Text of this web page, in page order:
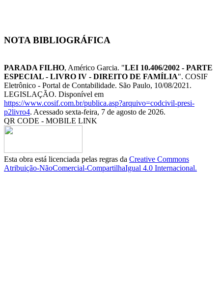
NOTA BIBLIOGRÁFICA
PARADA FILHO, Américo Garcia. "LEI 10.406/2002 - PARTE
ESPECIAL - LIVRO IV - DIREITO DE FAMÍLIA". COSIF
Eletrônico - Portal de Contabilidade. São Paulo, 10/08/2021.
LEGISLAÇÃO. Disponível em
https://www.cosif.com.br/publica.asp?arquivo=codcivil-presi-
p2livro4. Acessado sexta-feira, 7 de agosto de 2026.
QR CODE - MOBILE LINK
Esta obra está licenciada pelas regras da Creative Commons
Atribuição-NãoComercial-CompartilhaIgual 4.0 Internacional.